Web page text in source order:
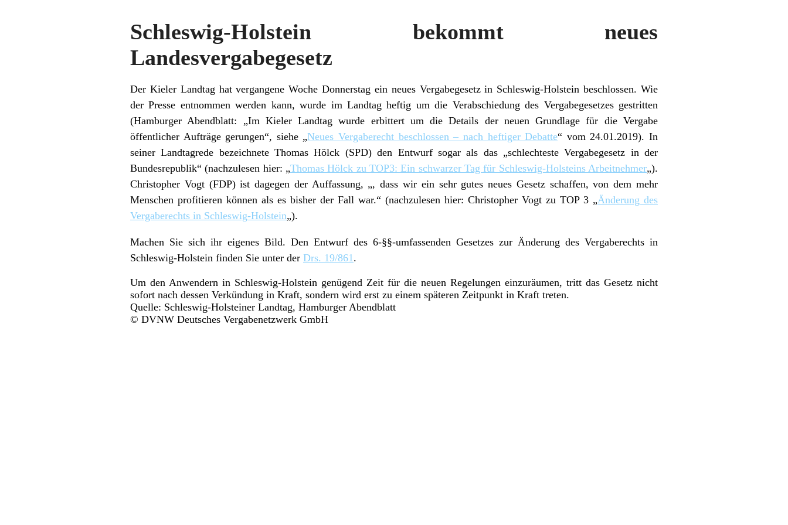
Schleswig-Holstein bekommt neues
Landesvergabegesetz
Der Kieler Landtag hat vergangene Woche Donnerstag ein neues Vergabegesetz in Schleswig-Holstein beschlossen. Wie
der Presse entnommen werden kann, wurde im Landtag heftig um die Verabschiedung des Vergabegesetzes gestritten
(Hamburger Abendblatt: „Im Kieler Landtag wurde erbittert um die Details der neuen Grundlage für die Vergabe
öffentlicher Aufträge gerungen“, siehe „Neues Vergaberecht beschlossen – nach heftiger Debatte“ vom 24.01.2019). In
seiner Landtagrede bezeichnete Thomas Hölck (SPD) den Entwurf sogar als das „schlechteste Vergabegesetz in der
Bundesrepublik“ (nachzulesen hier: „Thomas Hölck zu TOP3: Ein schwarzer Tag für Schleswig-Holsteins Arbeitnehmer„).
Christopher Vogt (FDP) ist dagegen der Auffassung, „, dass wir ein sehr gutes neues Gesetz schaffen, von dem mehr
Menschen profitieren können als es bisher der Fall war.“ (nachzulesen hier: Christopher Vogt zu TOP 3 „Änderung des
Vergaberechts in Schleswig-Holstein„).
Machen Sie sich ihr eigenes Bild. Den Entwurf des 6-§§-umfassenden Gesetzes zur Änderung des Vergaberechts in
Schleswig-Holstein finden Sie unter der Drs. 19/861 .
Um den Anwendern in Schleswig-Holstein genügend Zeit für die neuen Regelungen einzuräumen, tritt das Gesetz nicht
sofort nach dessen Verkündung in Kraft, sondern wird erst zu einem späteren Zeitpunkt in Kraft treten.
Quelle: Schleswig-Holsteiner Landtag, Hamburger Abendblatt